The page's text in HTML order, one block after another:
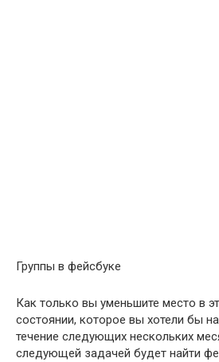
Группы в фейсбуке
Как только вы уменьшите место в
состоянии, которое вы хотели бы
течение следующих нескольких
следующей задачей будет найти